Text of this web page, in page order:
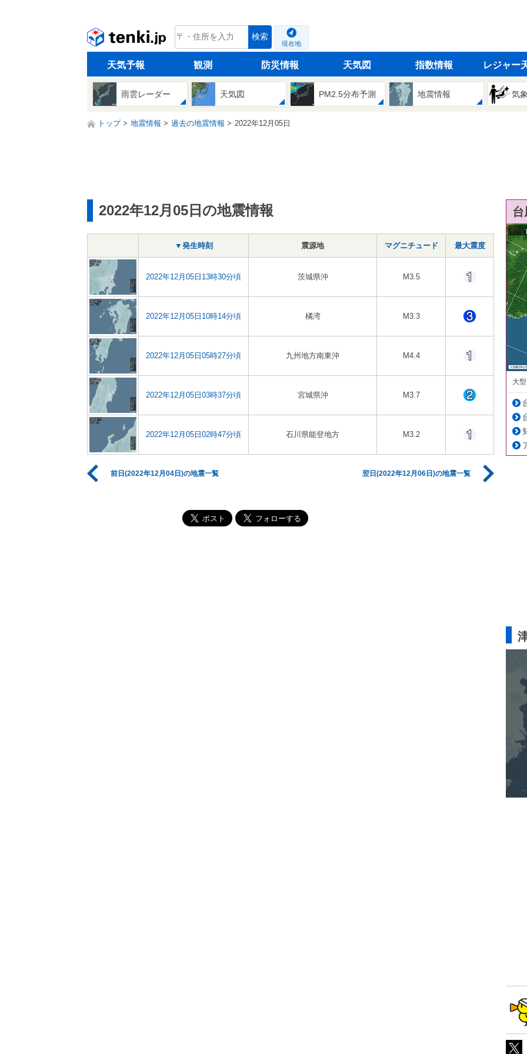
tenki.jp 検索
現在地
天気予報 観測 防災情報 天気図 指数情報 レジャー
雨雲レーダー 天気図 PM2.5分布予測 地震情報 気
トップ 地震情報 過去の地震情報 2022年12月05日
2022年12月05日の地震情報
▼発生時刻 震源地 マグニチュード 最大震度
2022年12月05日13時30分頃 茨城県沖 M3.5
2022年12月05日10時14分頃 橘湾 M3.3
2022年12月05日05時27分頃 九州地方南東沖 M4.4
2022年12月05日03時37分頃 宮城県沖 M3.7
2022年12月05日02時47分頃 石川県能登地方 M3.2
前日(2022年12月04日)の地震一覧 翌日(2022年12月06日)の地震一覧
大